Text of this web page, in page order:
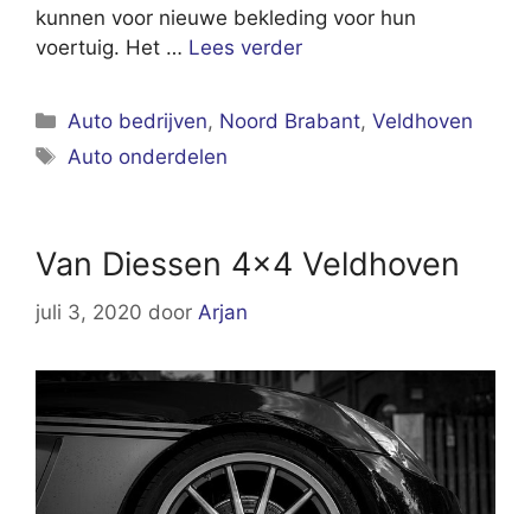
kunnen voor nieuwe bekleding voor hun
voertuig. Het … Lees verder
Categorieën
Auto bedrijven, Noord Brabant,Veldhoven
Tags
Auto onderdelen
Van Diessen 4×4 Veldhoven
juli 3, 2020 door Arjan